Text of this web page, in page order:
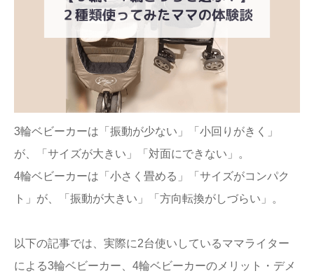
3輪ベビーカーは「振動が少ない」「小回りがきく」
が、「サイズが大きい」「対面にできない」。
4輪ベビーカーは「小さく畳める」「サイズがコンパク
ト」が、「振動が大きい」「方向転換がしづらい」。
以下の記事では、実際に2台使いしているママライター
による3輪ベビーカー、4輪ベビーカーのメリット・デメ